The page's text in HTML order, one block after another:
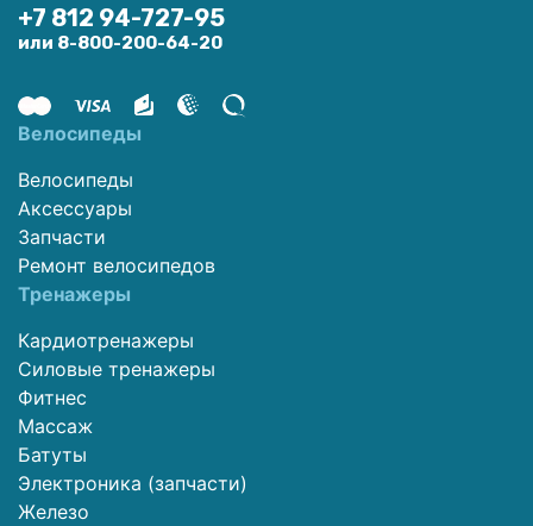
+7 812 94-727-95
или 8-800-200-64-20
Велосипеды
Велосипеды
Аксессуары
Запчасти
Ремонт велосипедов
Тренажеры
Кардиотренажеры
Силовые тренажеры
Фитнес
Массаж
Батуты
Электроника (запчасти)
Железо